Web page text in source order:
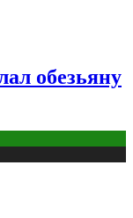
обезьяну